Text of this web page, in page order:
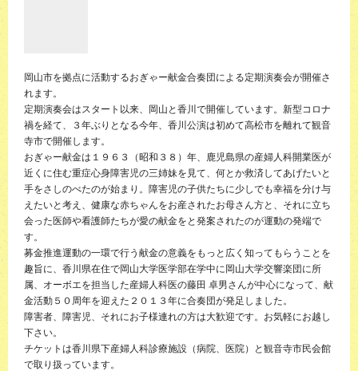
岡山市を拠点に活動するおぎゃー献金合奏団による定期演奏会が開催さ
れます。
定期演奏会はスタート以来、岡山と香川で開催しています。新型コロナ
禍を経て、３年ぶりとなる今年、香川公演は初めて高松市を離れて観音
寺市で開催します。
おぎゃー献金は１９６３（昭和３８）年、鹿児島県の産婦人科開業医が
近くに住む重症心身障害児の三姉妹を見て、何とか救済してあげたいと
手をさしのべたのが始まり。障害児の子供たちに少しでも幸福を分け与
えたいと考え、健康な赤ちゃんをお産されたお母さん方と、それに立ち
会った医師や看護師たちが愛の献金をと発案されたのが運動の発端で
す。
募金推進運動の一環で行う献金の意義をもっと広く知ってもらうことを
趣旨に、香川県在住で岡山大学医学部在学中に岡山大学交響楽団に所
属、オーボエを担当した産婦人科医の藤田 卓男さんが中心になって、献
金活動５０周年を迎えた２０１３年に合奏団が発足しました。
障害者、障害児、それにお子様連れの方は大歓迎です。お気軽にお越し
下さい。
チケットは香川県下産婦人科診療施設（病院、医院）と観音寺市民会館
で取り扱っています。